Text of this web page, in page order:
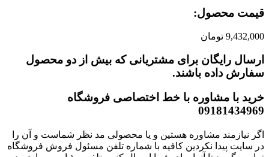
قیمت محصول:​
9,432,000 تومان
ارسال رایگان برای مشتریانی که بیش از دو محصول
سفارش داده باشند.​
خرید با مشاوره با خط اختصاصی فروشگاه
09181434969
اگر نیازمند مشاوره هستین و یا محصولی مد نظر شماست و آن را
در سایت پیدا نکردین کافیه با شماره تلفن مسئول فروش فروشگاه